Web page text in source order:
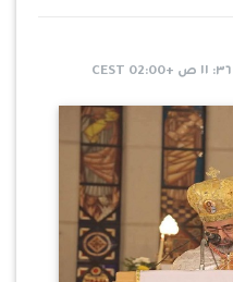
٣٦: ١١ ص +02:00 CEST